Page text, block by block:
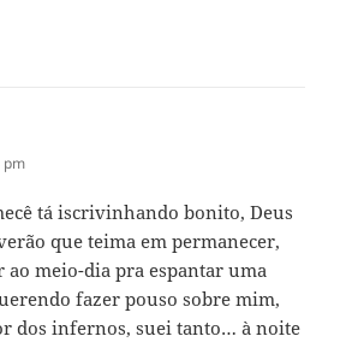
pm
tá iscrivinhando bonito, Deus
que teima em permanecer,
meio-dia pra espantar uma
fazer pouso sobre mim,
dos infernos, suei tanto… à noite